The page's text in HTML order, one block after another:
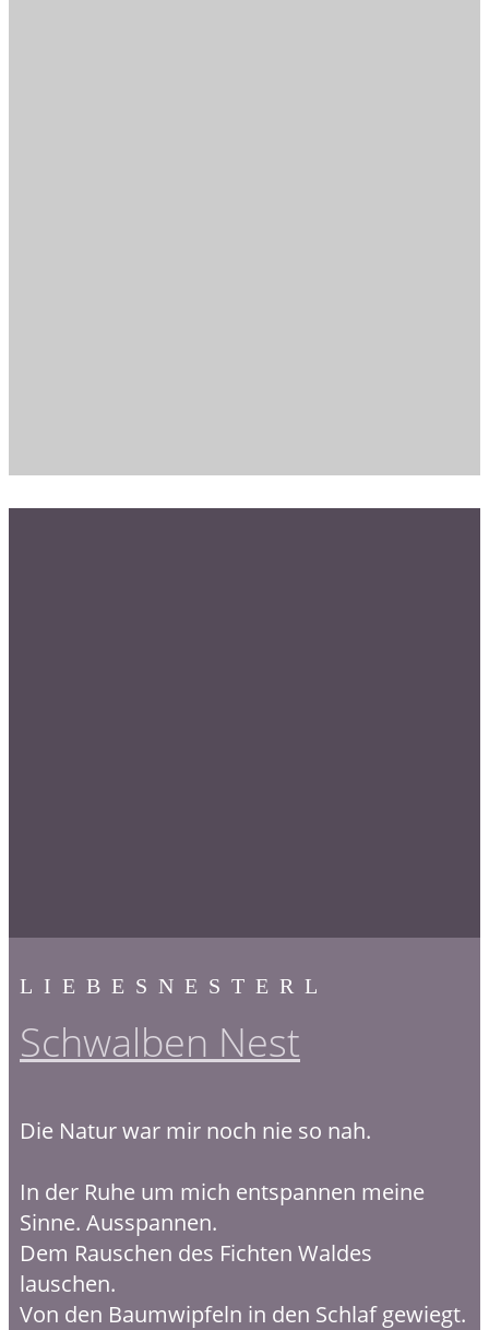
LIEBESNESTERL
Schwalben Nest
Die Natur war mir noch nie so nah.
In der Ruhe um mich entspannen meine
Sinne. Ausspannen.
Dem Rauschen des Fichten Waldes
lauschen.
Von den Baumwipfeln in den Schlaf gewiegt.